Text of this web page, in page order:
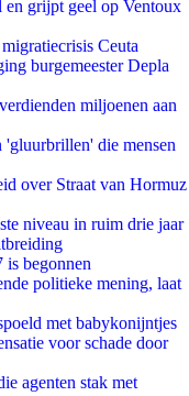
grijpt geel op Ventoux
Ceuta
burgemeester Depla
miljoenen aan
die mensen
over Straat van Hormuz
niveau in ruim drie jaar
begonnen
politieke mening, laat
met babykonijntjes
voor schade door
agenten stak met